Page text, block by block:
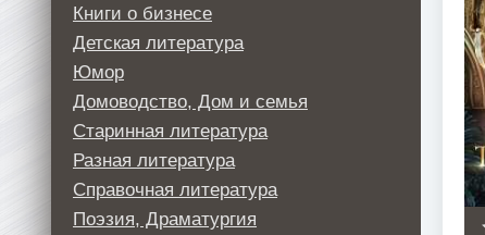
Книги о бизнесе
Детская литература
Юмор
Домоводство, Дом и семья
Старинная литература
Разная литература
Справочная литература
Поэзия, Драматургия